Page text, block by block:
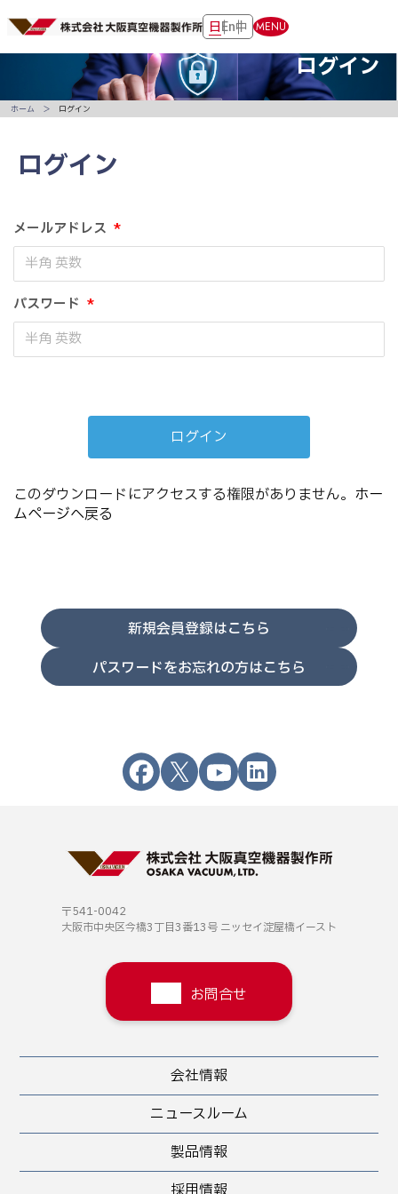
日En中 MENU
ログイン
ログイン
メールアドレス *
パスワード *
このダウンロードにアクセスする権限がありません。 ホー
ムページへ戻る
新規会員登録はこちら
パスワードをお忘れの方はこちら
ホーム ログイン
〒541-0042
大阪市中央区今橋3丁目3番13号 ニッセイ淀屋橋イースト
お問合せ
会社情報
ニュースルーム
製品情報